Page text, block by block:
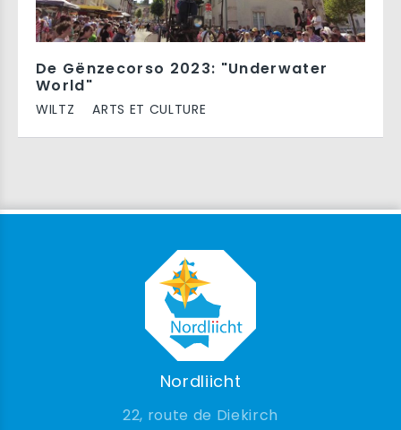
De Gënzecorso 2023: "Underwater
World"
WILTZ ARTS ET CULTURE
Nordliicht
22, route de Diekirch